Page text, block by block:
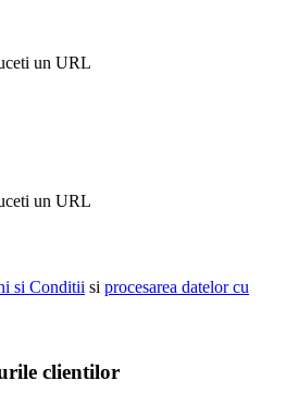
un URL
un URL
si Conditii si procesarea datelor cu
clientilor